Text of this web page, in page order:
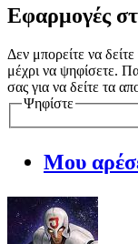
Εφαρμογές
Δεν μπορείτε να
μέχρι να ψηφίσετε.
σας για να δείτε τα
Ψηφίστε
Μου